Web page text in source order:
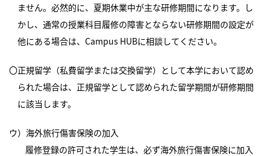
ません。必然的に、夏期休業中が主な研修期間になります。し
かし、通常の授業科目履修の障害とならない研修期間の設定が
他にある場合は、Campus HUBに相談してください。
〇正規留学（私費留学または交換留学）として本学において認め
られた場合は、正規留学として認められた留学期間が研修期間
に該当します。
ウ）海外旅行傷害保険の加入
履修登録の許可された学生は、必ず海外旅行傷害保険に加入